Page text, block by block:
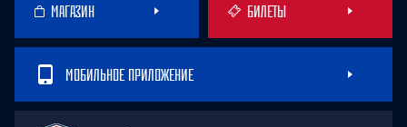
МАГАЗИН БИЛЕТЫ
МОБИЛЬНОЕ ПРИЛОЖЕНИЕ